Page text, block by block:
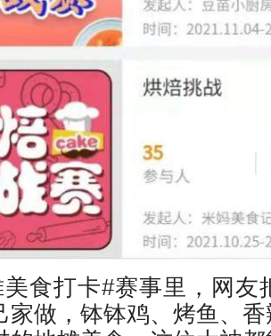
打卡#赛事里，网友
家做，钵钵鸡、烤鱼、